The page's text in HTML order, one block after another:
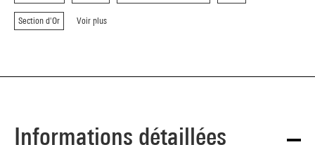
Section d'Or Voir plus
Informations détaillées